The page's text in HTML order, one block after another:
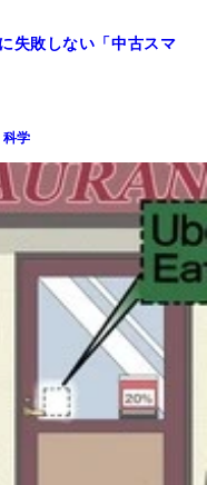
失敗しない「中古スマ
学